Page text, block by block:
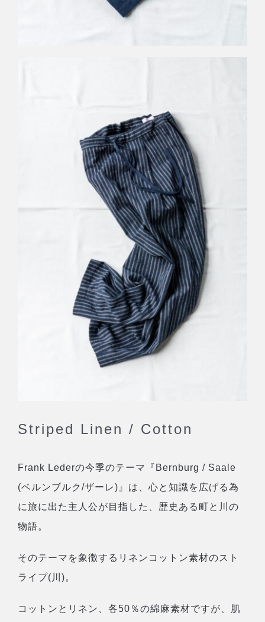
Striped Linen / Cotton
Frank Lederの今季のテーマ『Bernburg / Saale
(ベルンブルク/ザーレ)』は、心と知識を広げる為
に旅に出た主人公が目指した、歴史ある町と川の
物語。
そのテーマを象徴するリネンコットン素材のスト
ライプ(川)。
コットンとリネン、各50％の綿麻素材ですが、肌